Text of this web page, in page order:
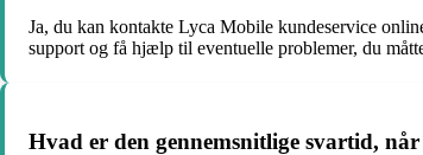
Ja, du kan kontakte Lyca Mobile kundeservice
support og få hjælp til eventuelle problemer, du
Hvad er den gennemsnitlige svartid,